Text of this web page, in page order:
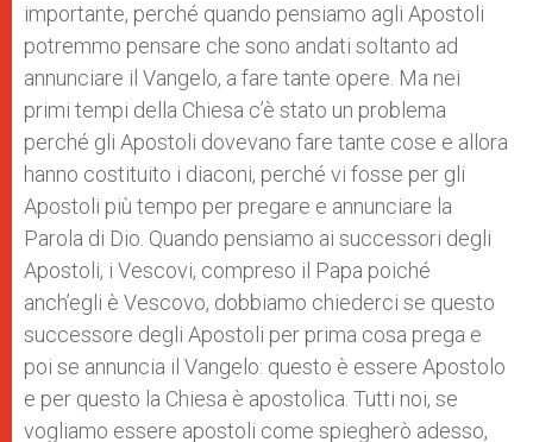
importante, perché quando pensiamo agli Apostoli
potremmo pensare che sono andati soltanto ad
annunciare il Vangelo, a fare tante opere. Ma nei
primi tempi della Chiesa c’è stato un problema
perché gli Apostoli dovevano fare tante cose e allora
hanno costituito i diaconi, perché vi fosse per gli
Apostoli più tempo per pregare e annunciare la
Parola di Dio. Quando pensiamo ai successori degli
Apostoli, i Vescovi, compreso il Papa poiché
anch’egli è Vescovo, dobbiamo chiederci se questo
successore degli Apostoli per prima cosa prega e
poi se annuncia il Vangelo: questo è essere Apostolo
e per questo la Chiesa è apostolica. Tutti noi, se
vogliamo essere apostoli come spiegherò adesso,